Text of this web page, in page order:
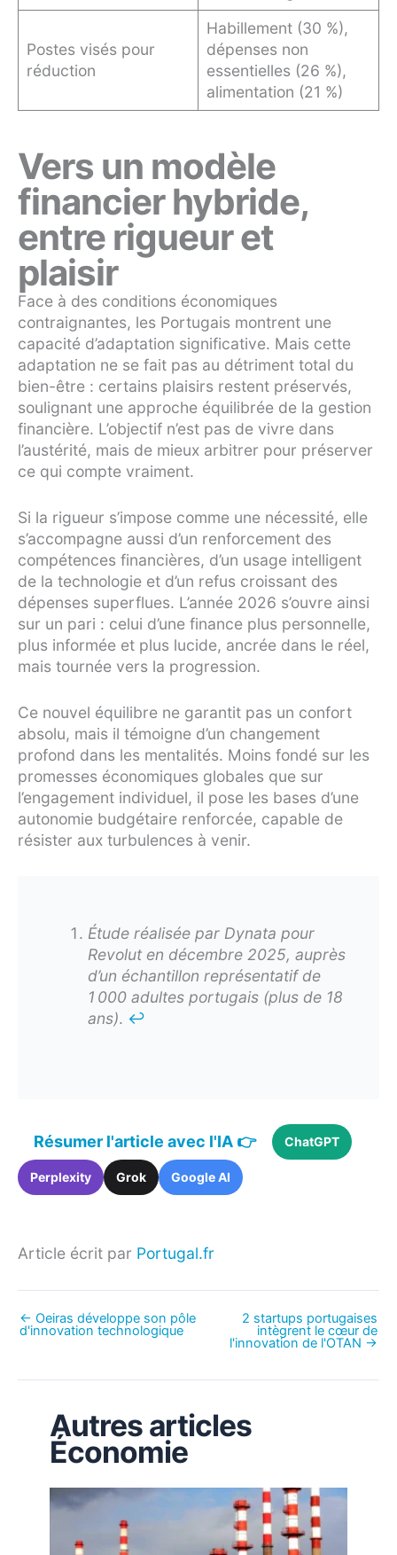
Postes visés pour
réduction
Habillement (30 %),
dépenses non
essentielles (26 %),
alimentation (21 %)
Vers un modèle
financier hybride,
entre rigueur et
plaisir
Face à des conditions économiques
contraignantes, les Portugais montrent une
capacité d’adaptation significative. Mais cette
adaptation ne se fait pas au détriment total du
bien-être : certains plaisirs restent préservés,
soulignant une approche équilibrée de la gestion
financière. L’objectif n’est pas de vivre dans
l’austérité, mais de mieux arbitrer pour préserver
ce qui compte vraiment.
Si la rigueur s’impose comme une nécessité, elle
s’accompagne aussi d’un renforcement des
compétences financières, d’un usage intelligent
de la technologie et d’un refus croissant des
dépenses superflues. L’année 2026 s’ouvre ainsi
sur un pari : celui d’une finance plus personnelle,
plus informée et plus lucide, ancrée dans le réel,
mais tournée vers la progression.
Ce nouvel équilibre ne garantit pas un confort
absolu, mais il témoigne d’un changement
profond dans les mentalités. Moins fondé sur les
promesses économiques globales que sur
l’engagement individuel, il pose les bases d’une
autonomie budgétaire renforcée, capable de
résister aux turbulences à venir.
Étude réalisée par Dynata pour
Revolut en décembre 2025, auprès
d’un échantillon représentatif de
1 000 adultes portugais (plus de 18
ans). ↩︎
Résumer l'article avec l'IA 👉 ChatGPT
Perplexity Grok Google AI
Article écrit par Portugal.fr
← Oeiras développe son pôle
d'innovation technologique
2 startups portugaises
intègrent le cœur de
l'innovation de l'OTAN →
Autres articles
Économie